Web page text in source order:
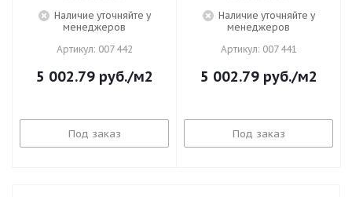
Наличие уточняйте у
менеджеров
Артикул: 007 442
5 002.79руб./м2
Под заказ
Наличие уточняйте у
менеджеров
Артикул: 007 441
5 002.79руб./м2
Под заказ